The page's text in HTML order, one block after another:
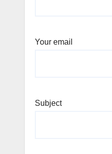
Your email
Subject